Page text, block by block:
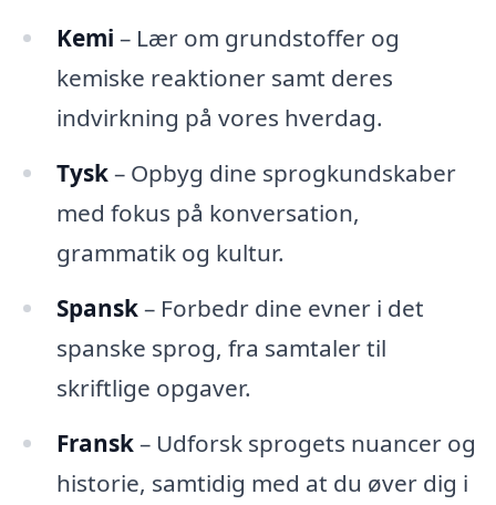
Kemi – Lær om grundstoffer og
kemiske reaktioner samt deres
indvirkning på vores hverdag.
Tysk– Opbyg dine sprogkundskaber
med fokus på konversation,
grammatik og kultur.
Spansk– Forbedr dine evner i det
spanske sprog, fra samtaler til
skriftlige opgaver.
Fransk– Udforsk sprogets nuancer og
historie, samtidig med at du øver dig i